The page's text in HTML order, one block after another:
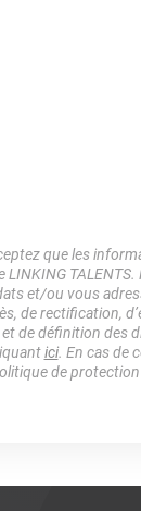
que les
et/ou vous
de rectification,
de définition des
ici. En cas de
de